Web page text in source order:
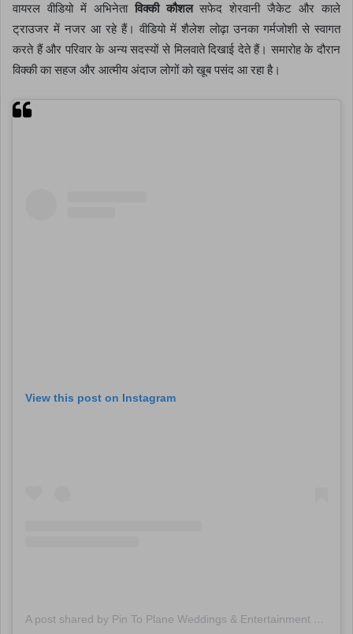
वायरल वीडियो में अभिनेता विक्की कौशलसफेद शेरवानी जैकेट और काले
ट्राउजर में नजर आ रहे हैं। वीडियो में शैलेश लोढ़ा उनका गर्मजोशी से स्वागत
करते हैं और परिवार के अन्य सदस्यों से मिलवाते दिखाई देते हैं। समारोह के दौरान
विक्की का सहज और आत्मीय अंदाज लोगों को खूब पसंद आ रहा है।
View this post on Instagram
A post shared by Pin To Plane Weddings & Entertainment (@pintoplaneevents)